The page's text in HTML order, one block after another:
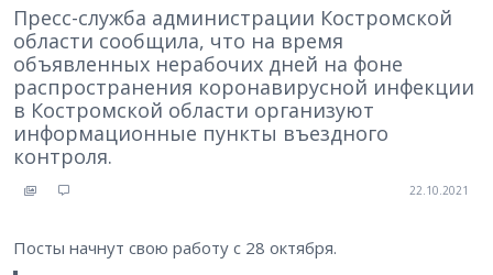
Пресс-служба администрации Костромской
области сообщила, что на время
объявленных нерабочих дней на фоне
распространения коронавирусной инфекции
в Костромской области организуют
информационные пункты въездного
контроля.
22.10.2021
Посты начнут свою работу с 28 октября.